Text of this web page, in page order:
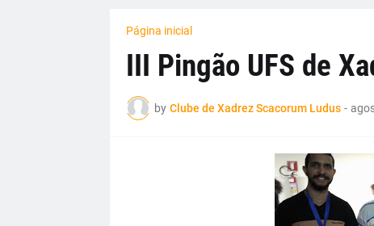
Página inicial
III Pingão UFS de
by Clube de Xadrez Scacorum Ludus -